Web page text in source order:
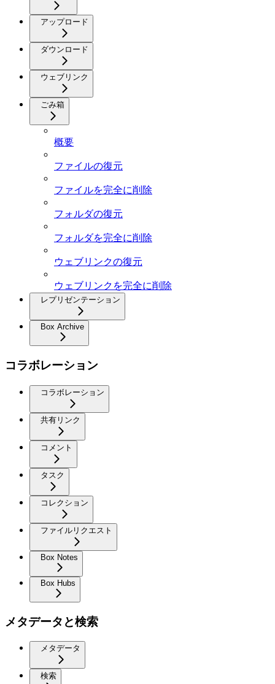
アップロード
ダウンロード
ウェブリンク
ごみ箱
概要
ファイルの復元
ファイルを完全に削除
フォルダの復元
フォルダを完全に削除
ウェブリンクの復元
ウェブリンクを完全に削除
レプリゼンテーション
Box Archive
コラボレーション
コラボレーション
共有リンク
コメント
タスク
コレクション
ファイルリクエスト
Box Notes
Box Hubs
メタデータと検索
メタデータ
検索